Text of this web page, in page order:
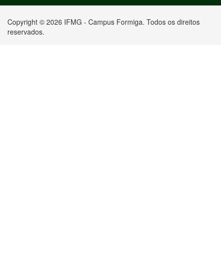
Copyright © 2026 IFMG - Campus Formiga. Todos os direitos
reservados.